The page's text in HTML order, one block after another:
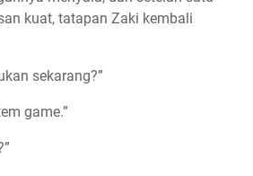
kuat, tatapan Zaki kembali
sekarang?”
game.”